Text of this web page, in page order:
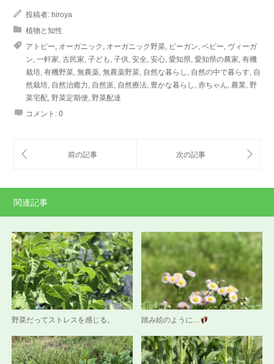
投稿者: hiroya
植物と知性
アトピー, オーガニック , オーガニック野菜, ビーガン, ベビー, ヴィーガ
ン, 一軒家, 古民家, 子ども , 子供, 安全, 安心, 愛知県, 愛知県の農家, 有機
栽培, 有機野菜, 無農薬, 無農薬野菜, 自然な暮らし , 自然の中で暮らす, 自
然栽培, 自然治癒力, 自然派, 自然療法, 豊かな暮らし , 赤ちゃん, 農業, 野
菜宅配, 野菜定期便, 野菜配達
コメント: 0
関連記事
野菜だってストレスを感じる。 踏み絵のように…